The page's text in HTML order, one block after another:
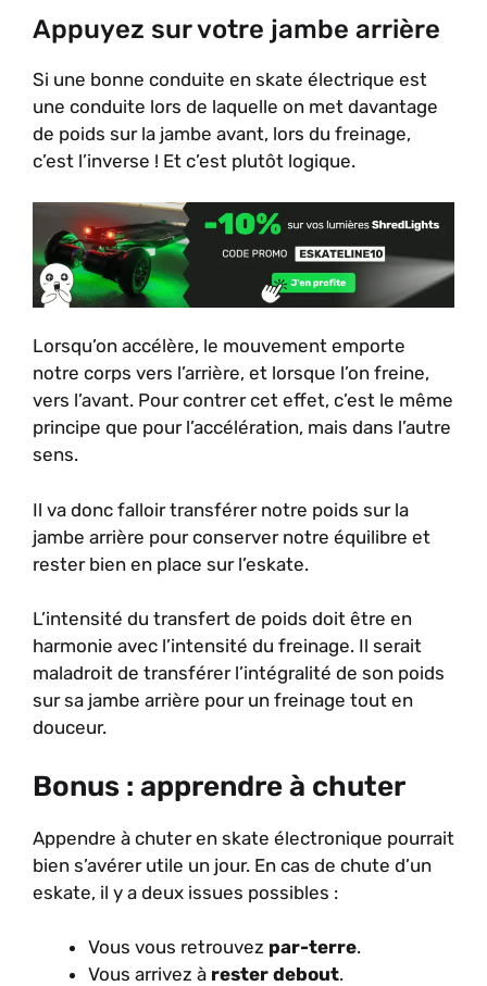
Appuyez sur votre jambe arrière
Si une bonne conduite en skate électrique est
une conduite lors de laquelle on met davantage
de poids sur la jambe avant, lors du freinage,
c’est l’inverse ! Et c’est plutôt logique.
Lorsqu’on accélère, le mouvement emporte
notre corps vers l’arrière, et lorsque l’on freine,
vers l’avant. Pour contrer cet effet, c’est le même
principe que pour l’accélération, mais dans l’autre
sens.
Il va donc falloir transférer notre poids sur la
jambe arrière pour conserver notre équilibre et
rester bien en place sur l’eskate.
L’intensité du transfert de poids doit être en
harmonie avec l’intensité du freinage. Il serait
maladroit de transférer l’intégralité de son poids
sur sa jambe arrière pour un freinage tout en
douceur.
Bonus : apprendre à chuter
Appendre à chuter en skate électronique pourrait
bien s’avérer utile un jour. En cas de chute d’un
eskate, il y a deux issues possibles :
Vous vous retrouvez par-terre.
Vous arrivez à rester debout.